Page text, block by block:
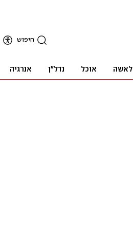
חיפוש
לאשה אוכל נדל"ן אנרגיה